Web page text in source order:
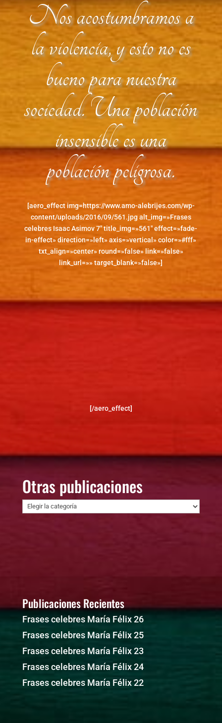
Nos acostumbramos a
la violencia, y esto no es
bueno para nuestra
sociedad. Una población
insensible es una
población peligrosa.
[aero_effect img=https://www.amo-alebrijes.com/wp-
content/uploads/2016/09/561.jpg alt_img=»Frases
celebres Isaac Asimov 7″ title_img=»561″ effect=»fade-
in-effect» direction=»left» axis=»vertical» color=»#fff»
txt_align=»center» round=»false» link=»false»
link_url=»» target_blank=»false»]
[/aero_effect]
Otras publicaciones
Otras
publicaciones
Publicaciones Recientes
Frases celebres María Félix 26
Frases celebres María Félix 25
Frases celebres María Félix 23
Frases celebres María Félix 24
Frases celebres María Félix 22